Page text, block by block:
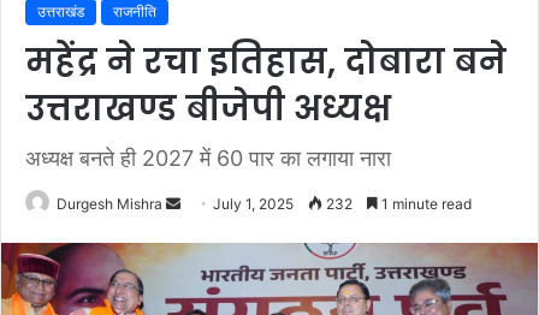
उत्तराखंड राजनीति
महेंद्र ने रचा इतिहास, दोबारा बने
उत्तराखण्ड बीजेपी अध्यक्ष
अध्यक्ष बनते ही 2027 में 60 पार का लगाया नारा
Durgesh Mishra
Send
email
July 1, 2025 232 1 minute read